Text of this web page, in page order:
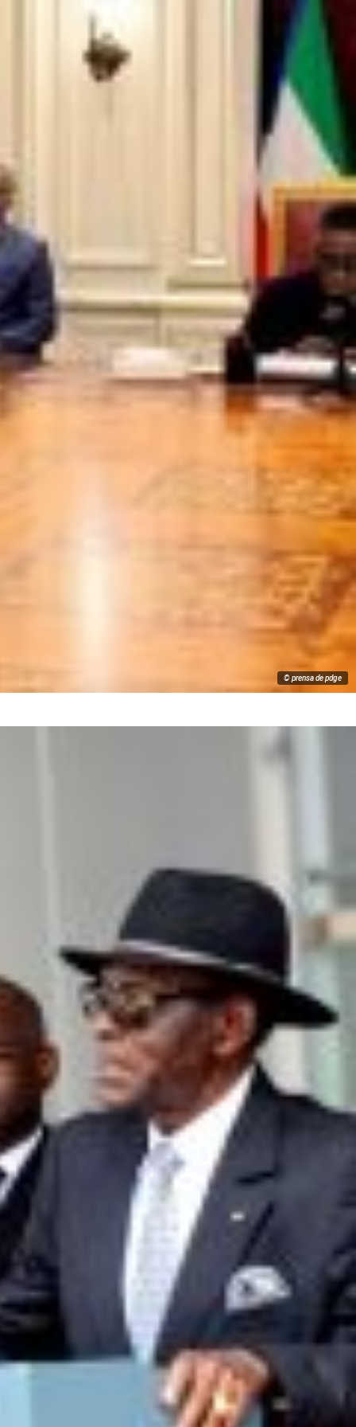
© prensa de pdge